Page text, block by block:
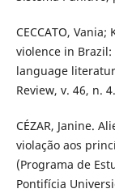
CECCATO, Vania;
violence in
language
Review, v. 46, n.
CÉZAR, Janine.
violação aos
(Programa de
Pontifícia